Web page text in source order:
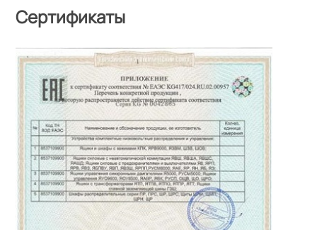
Сертификаты